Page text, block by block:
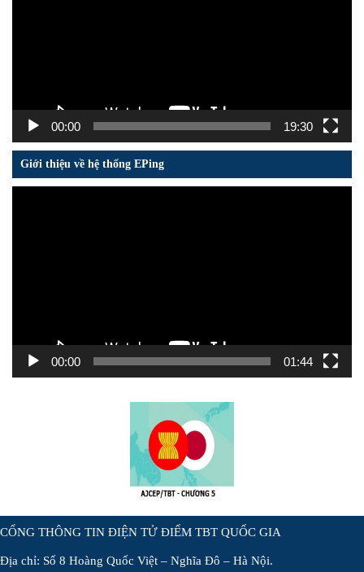
00:00 19:30
Giới thiệu về hệ thống EPing
00:00 01:44
CỔNG THÔNG TIN ĐIỆN TỬ ĐIỂM TBT QUỐC GIA
Địa chỉ: Số 8 Hoàng Quốc Việt – Nghĩa Đô – Hà Nội.